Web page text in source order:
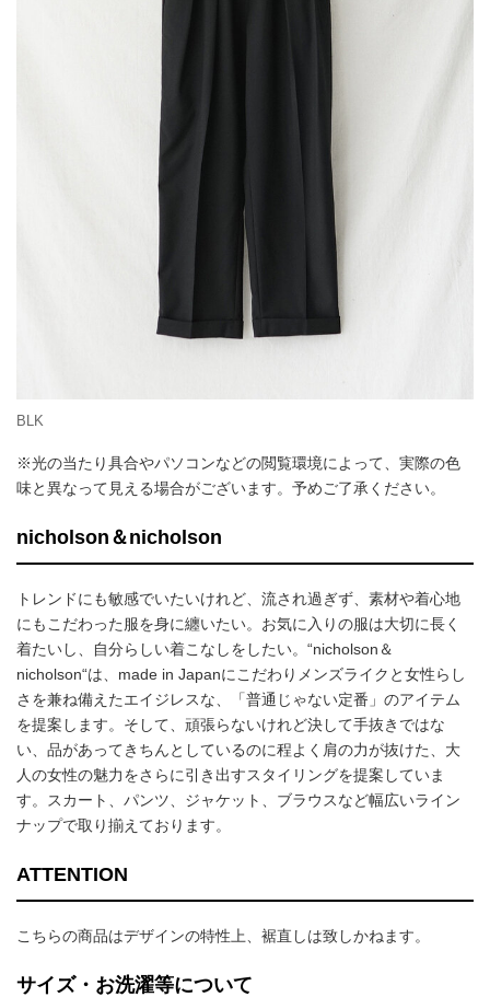
BLK
※光の当たり具合やパソコンなどの閲覧環境によって、実際の色
味と異なって見える場合がございます。予めご了承ください。
nicholson＆nicholson
トレンドにも敏感でいたいけれど、流され過ぎず、素材や着心地
にもこだわった服を身に纏いたい。お気に入りの服は大切に長く
着たいし、自分らしい着こなしをしたい。“nicholson＆
nicholson“は、made in Japanにこだわりメンズライクと女性らし
さを兼ね備えたエイジレスな、「普通じゃない定番」のアイテム
を提案します。そして、頑張らないけれど決して手抜きではな
い、品があってきちんとしているのに程よく肩の力が抜けた、大
人の女性の魅力をさらに引き出すスタイリングを提案していま
す。スカート、パンツ、ジャケット、ブラウスなど幅広いライン
ナップで取り揃えております。
ATTENTION
こちらの商品はデザインの特性上、裾直しは致しかねます。
サイズ・お洗濯等について